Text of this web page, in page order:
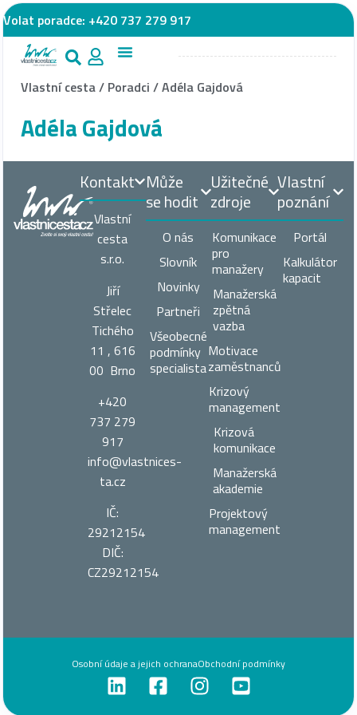
Volat poradce: +420 737 279 917
Vlastní cesta/ Poradci /Adéla Gajdová
Adéla Gajdová
Může
se hodit
O nás
Slovník
Novinky
Partneři
Všeobecné
podmínky
specialista
Užitečné
zdroje
Komunikace
pro
manažery
Manažerská
zpětná
vazba
Motivace
zaměstnanců
Krizový
management
Krizová
komunikace
Manažerská
akademie
Projektový
management
Vlastní
poznání
Portál
Kalkulátor
kapacit
Kontakt
Vlastní
cesta
s.r.o.
Jiří
Střelec
Tichého
11 , 616
00 Brno
+420
737 279
917
info@vlastnices­
ta.cz
IČ:
29212154
DIČ:
CZ29212154
Osobní údaje a jejich ochranaObchodní podmínky